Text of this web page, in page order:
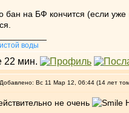
бан на БФ кончится (если
воды
Добавлено: Вс 11 Мар 12, 06:44 (14 лет
не очень